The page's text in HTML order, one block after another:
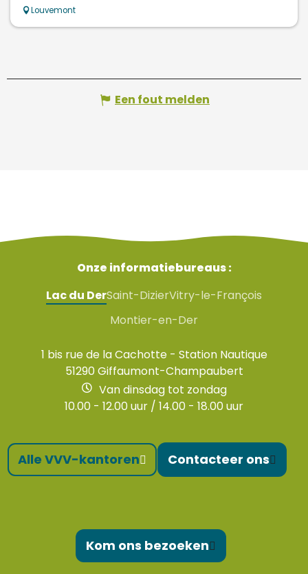
Louvemont
Een fout melden
Onze informatiebureaus :
Lac du DerSaint-DizierVitry-le-François
Montier-en-Der
1 bis rue de la Cachotte - Station Nautique
51290 Giffaumont-Champaubert
Van dinsdag tot zondag
10.00 - 12.00 uur / 14.00 - 18.00 uur
Alle VVV-kantoren Contacteer ons
Kom ons bezoeken